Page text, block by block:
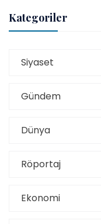
Kategoriler
Siyaset
Gündem
Dünya
Röportaj
Ekonomi